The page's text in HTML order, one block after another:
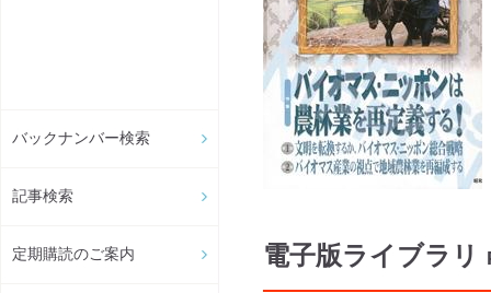
バックナンバー検索
記事検索
定期購読のご案内 電子版ライブラリ